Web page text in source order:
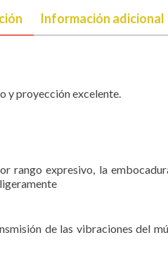
Información adicional
y proyección excelente.
rango expresivo, la
de las vibraciones del